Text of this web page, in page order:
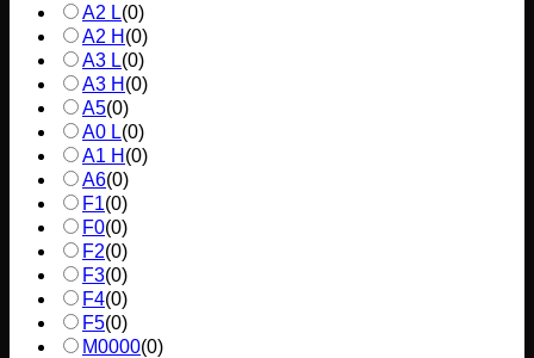
A2 L(0)
A2 H (0)
A3 L(0)
A3 H (0)
A5(0)
A0 L(0)
A1 H (0)
A6(0)
F1(0)
F0(0)
F2(0)
F3(0)
F4(0)
F5(0)
M0000(0)